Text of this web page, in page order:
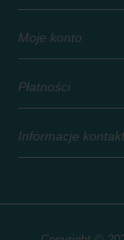
Moje konto
Płatności
Informacje